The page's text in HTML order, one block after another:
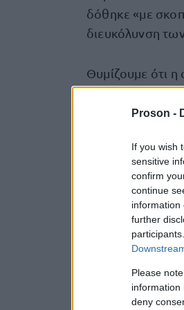
Proson -
If you wish
sensitive
confirm
continue
information
further
Please
information
deny
δόθηκε «με
διευκόλυνση
Θυμίζουμε ότι η
μέσω της
πρόσωπα,
διεύθυνση
Η συμπλήρωση
ότι έχετε